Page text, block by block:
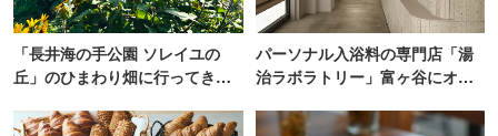
「長井海の手公園 ソレイユの
丘」のひまわり畑に行ってき
【2026】
パーソナル入浴料の専門店「湯
治ラボラトリー」富ヶ谷にオー
スタム